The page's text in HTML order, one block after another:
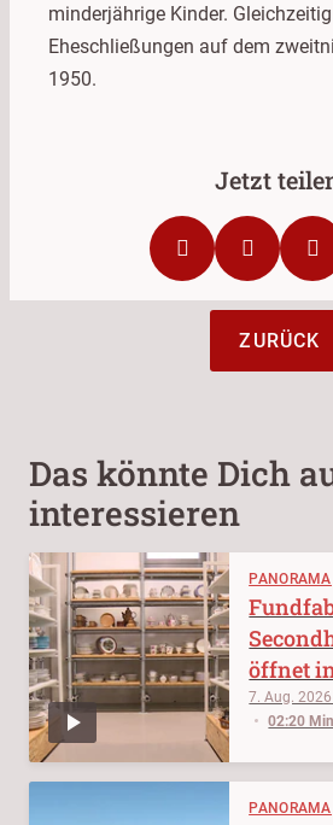
minderjährige Kinder.
Eheschließungen auf dem
1950.
ZURÜCK
Das könnte Dich
interessieren
PANORAMA
7. Aug. 2026
02:20
öffnet
PANORAMA